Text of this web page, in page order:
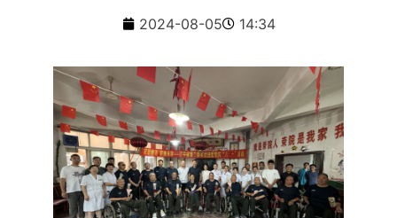
2024-08-05 14:34